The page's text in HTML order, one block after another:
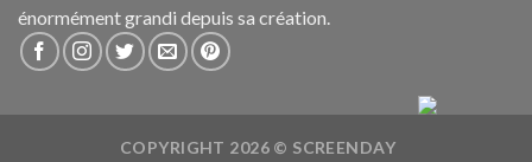
énormément grandi depuis sa création.
COPYRIGHT 2026 © SCREENDAY